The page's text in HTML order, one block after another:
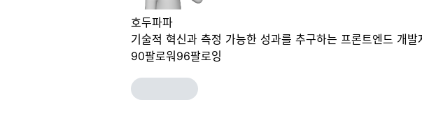
호두파파
기술적 혁신과 측정 가능한 성과를 추구하는 프론트엔드 개발
90팔로워 96팔로잉